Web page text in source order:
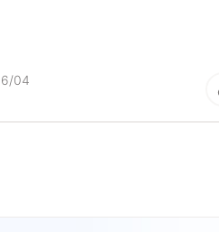
04